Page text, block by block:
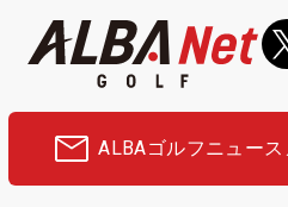
ALBAゴルフニュース